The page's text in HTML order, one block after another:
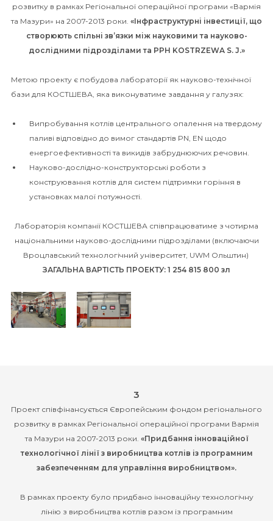
розвитку в рамках Регіональної операційної програми «Вармія
та Мазури» на 2007-2013 роки. «Інфраструктурні інвестиції, що
створюють спільні зв’язки між науковими та науково-
дослідними підрозділами та PPH KOSTRZEWA S. J.»
Метою проекту є побудова лабораторії як науково-технічної
бази для КОСТШЕВА, яка виконуватиме завдання у галузях:
Випробування котлів центрального опалення на твердому
паливі відповідно до вимог стандартів PN, EN щодо
енергоефективності та викидів забруднюючих речовин.
Науково-дослідно-конструкторські роботи з
конструювання котлів для систем підтримки горіння в
установках малої потужності.
Лабораторія компанії КОСТШЕВА співпрацюватиме з чотирма
національними науково-дослідними підрозділами (включаючи
Вроцлавський технологічний університет, UWM Ольштин)
ЗАГАЛЬНА ВАРТІСТЬ ПРОЕКТУ: 1 254 815 800 зл
3
Проект співфінансується Європейським фондом регіонального
розвитку в рамках Регіональної операційної програми Вармія
та Мазури на 2007-2013 роки. «Придбання інноваційної
технологічної лінії з виробництва котлів із програмним
забезпеченням для управління виробництвом».
В рамках проекту було придбано інноваційну технологічну
лінію з виробництва котлів разом із програмним